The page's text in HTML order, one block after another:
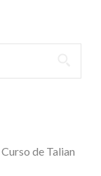
de Talian